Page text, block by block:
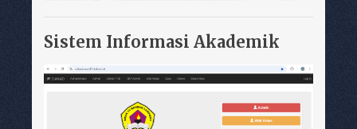
Sistem Informasi Akademik